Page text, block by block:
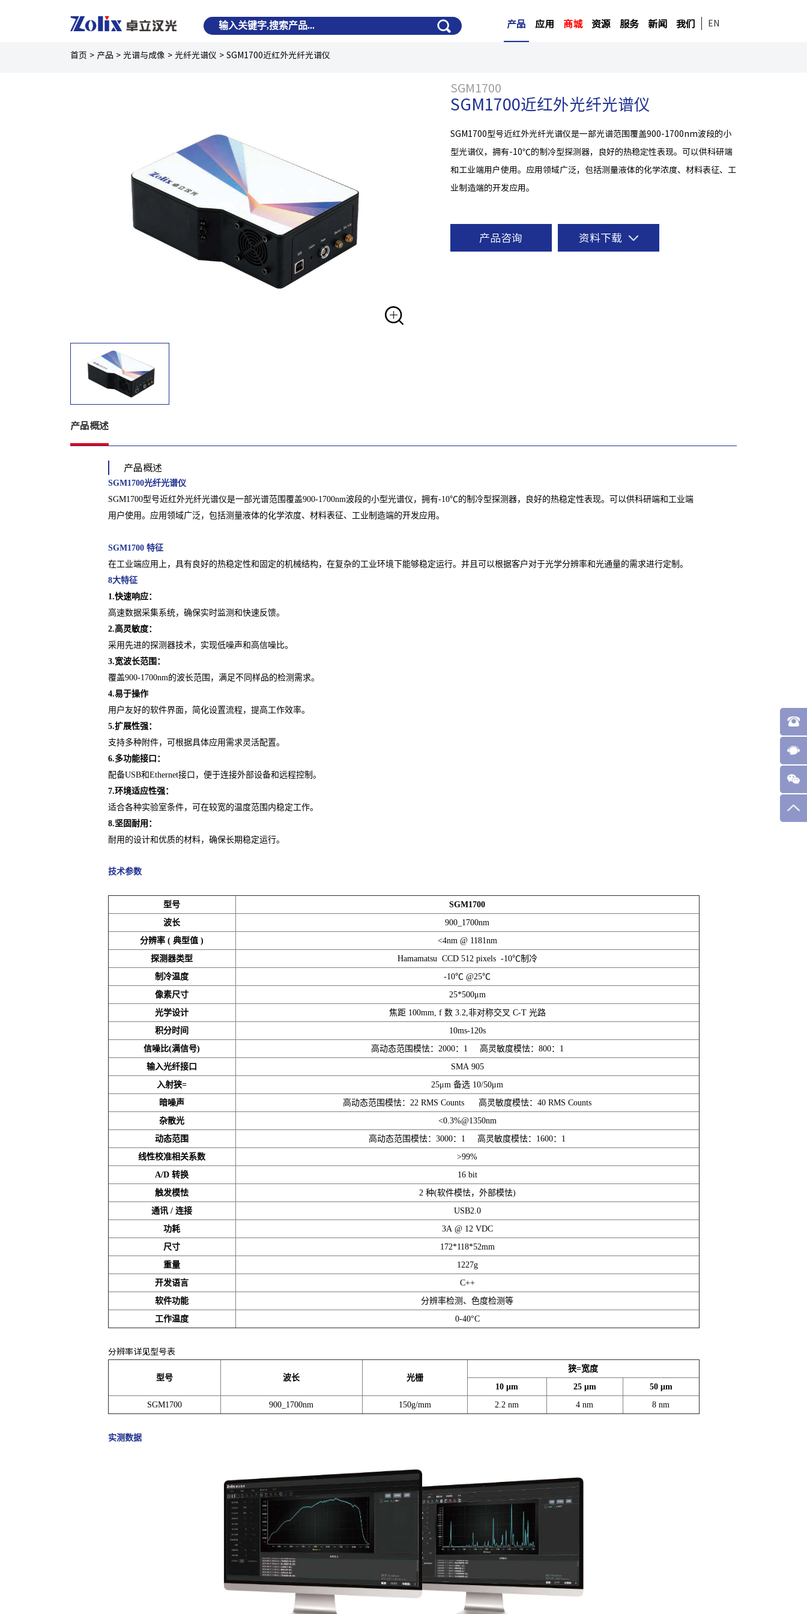
产品 应用 商城 资源 服务 新闻 我们 EN
首页 > 产品 > 光谱与成像 > 光纤光谱仪 >SGM1700近红外光纤光谱仪
SGM1700
SGM1700近红外光纤光谱仪
SGM1700型号近红外光纤光谱仪是一部光谱范围覆盖900-1700nm波段的小
型光谱仪，拥有-10℃的制冷型探测器，良好的热稳定性表现。可以供科研端
和工业端用户使用。应用领域广泛，包括测量液体的化学浓度、材料表征、工
业制造端的开发应用。
产品咨询 资料下载
产品概述
产品概述
SGM1700光纤光谱仪
SGM1700型号近红外光纤光谱仪是一部光谱范围覆盖900-1700nm波段的小型光谱仪，拥有-10℃的制冷型探测器，良好的热稳定性表现。可以供科研端和工业端
用户使用。应用领域广泛，包括测量液体的化学浓度、材料表征、工业制造端的开发应用。
SGM1700 特征
在工业端应用上，具有良好的热稳定性和固定的机械结构，在复杂的工业环境下能够稳定运行。并且可以根据客户对于光学分辨率和光通量的需求进行定制。
8大特征
1.快速响应：
高速数据采集系统，确保实时监测和快速反馈。
2.高灵敏度：
采用先进的探测器技术，实现低噪声和高信噪比。
3.宽波长范围：
覆盖900-1700nm的波长范围，满足不同样品的检测需求。
4.易于操作
用户友好的软件界面，简化设置流程，提高工作效率。
5.扩展性强：
支持多种附件，可根据具体应用需求灵活配置。
6.多功能接口：
配备USB和Ethernet接口，便于连接外部设备和远程控制。
7.环境适应性强：
适合各种实验室条件，可在较宽的温度范围内稳定工作。
8.坚固耐用：
耐用的设计和优质的材料，确保长期稳定运行。
技术参数
型号
SGM1700
波长
900_1700nm
分辨率 ( 典型值 )
<4nm @ 1181nm
探测器类型
Hamamatsu CCD 512 pixels -10℃制冷
制冷温度
-10℃ @25℃
像素尺寸
25*500μm
光学设计
焦距 100mm, f 数 3.2,非对称交叉 C-T 光路
积分时间
10ms-120s
信噪比(满信号)
高动态范围模怯：2000：1 高灵敏度模怯：800：1
输入光纤接口
SMA 905
入射狭=
25μm 备选 10/50μm
暗噪声
高动态范围模怯：22 RMS Counts 高灵敏度模怯：40 RMS Counts
杂散光
<0.3%@1350nm
动态范围
高动态范围模怯：3000：1 高灵敏度模怯：1600：1
线性校准相关系数
>99%
A/D 转换
16 bit
触发模怯
2 种(软件模怯，外部模怯)
通讯 / 连接
USB2.0
功耗
3A @ 12 VDC
尺寸
172*118*52mm
重量
1227g
开发语言
C++
软件功能
分辨率检测、色度检测等
工作温度
0-40°C
分辨率详见型号表
型号 波长 光栅
狭=宽度
10 μm
25 μm
50 μm
SGM1700
900_1700nm 150g/mm 2.2 nm 4 nm 8 nm
实测数据